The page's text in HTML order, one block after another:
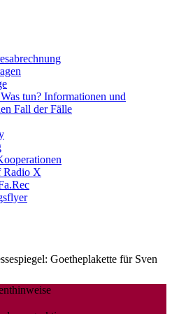
tun? Informationen und
Fall der Fälle
Radio X
Goetheplakette für Sven